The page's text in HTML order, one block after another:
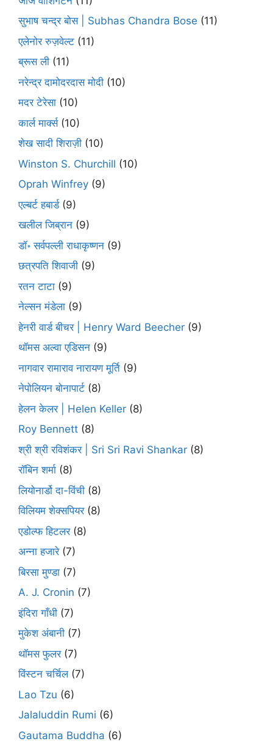
सुभाष चन्द्र बोस | Subhas Chandra Bose (11)
एलेनोर रुज़वेल्ट (11)
ब्रूस ली (11)
नरेन्द्र दामोदरदास मोदी (10)
मदर टेरेसा (10)
कार्ल मार्क्स(10)
शेख सादी शिराज़ी (10)
Winston S. Churchill (10)
Oprah Winfrey (9)
एल्बर्ट हबार्ड(9)
खलील जिब्रान (9)
डॉ॰ सर्वपल्ली राधाकृष्णन (9)
छत्रपति शिवाजी (9)
रतन टाटा (9)
नेल्सन मंडेला (9)
हेनरी वार्ड बीचर | Henry Ward Beecher (9)
थॉमस अल्वा एडिसन (9)
नागवार रामाराव नारायण मूर्ति (9)
नेपोलियन बोनापार्ट (8)
हेलन केलर | Helen Keller (8)
Roy Bennett (8)
श्री श्री रविशंकर | Sri Sri Ravi Shankar (8)
रॉबिन शर्मा (8)
लियोनार्डो दा-विंची (8)
विलियम शेक्सपियर(8)
एडोल्फ हिटलर(8)
अन्ना हजारे(7)
बिरसा मुण्डा (7)
A. J. Cronin (7)
इंदिरा गाँधी (7)
मुकेश अंबानी (7)
थॉमस फुलर(7)
विंस्टन चर्चिल(7)
Lao Tzu (6)
Jalaluddin Rumi (6)
Gautama Buddha (6)